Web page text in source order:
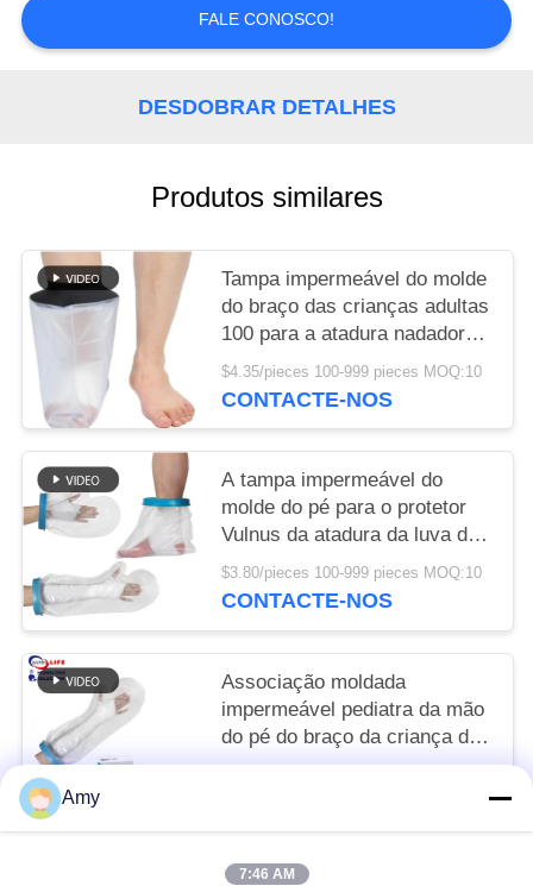
POLÍTICA
DE
PRIVACIDADE
FALE CONOSCO!
DESDOBRAR DETALHES
Produtos similares
Tampa impermeável do molde
do braço das crianças adultas
100 para a atadura nadadora
do pé do chuveiro
$4.35/pieces 100-999 pieces MOQ:10
CONTACTE-NOS
A tampa impermeável do
molde do pé para o protetor
Vulnus da atadura da luva do
chuveiro escalda a ferida do
tornozelo da queimadura
$3.80/pieces 100-999 pieces MOQ:10
CONTACTE-NOS
Associação moldada
impermeável pediatra da mão
do pé do braço da criança do
protetor da tampa do pé da
Amy
7:46 AM